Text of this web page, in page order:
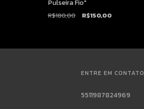
Pulseira Fio"
R$180,00 R$150,00
ENTRE EM CONTATO
5511987824969